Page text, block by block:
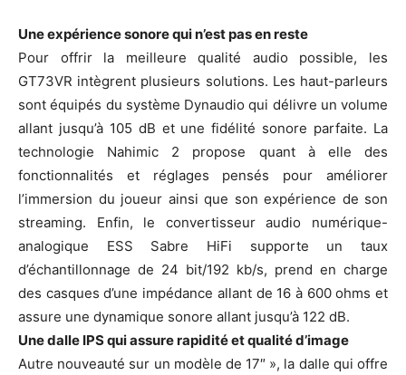
Une expérience sonore qui n’est pas en reste
Pour offrir la meilleure qualité audio possible, les
GT73VR intègrent plusieurs solutions. Les haut-parleurs
sont équipés du système Dynaudio qui délivre un volume
allant jusqu’à 105 dB et une fidélité sonore parfaite. La
technologie Nahimic 2 propose quant à elle des
fonctionnalités et réglages pensés pour améliorer
l’immersion du joueur ainsi que son expérience de son
streaming. Enfin, le convertisseur audio numérique-
analogique ESS Sabre HiFi supporte un taux
d’échantillonnage de 24 bit/192 kb/s, prend en charge
des casques d’une impédance allant de 16 à 600 ohms et
assure une dynamique sonore allant jusqu’à 122 dB.
Une dalle IPS qui assure rapidité et qualité d’image
Autre nouveauté sur un modèle de 17″ », la dalle qui offre